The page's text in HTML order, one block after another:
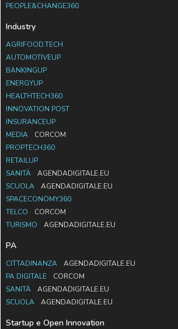
PEOPLE&CHANGE360
Industry
AGRIFOOD.TECH
AUTOMOTIVEUP
BANKINGUP
ENERGYUP
HEALTHTECH360
INNOVATION POST
INSURANCEUP
MEDIA
CORCOM
PROPTECH360
RETAILUP
SANITÀ
AGENDADIGITALE.EU
SCUOLA
AGENDADIGITALE.EU
SPACECONOMY360
TELCO
CORCOM
TURISMO
AGENDADIGITALE.EU
PA
CITTADINANZA
AGENDADIGITALE.EU
PA DIGITALE
CORCOM
SANITÀ
AGENDADIGITALE.EU
SCUOLA
AGENDADIGITALE.EU
Startup e Open Innovation